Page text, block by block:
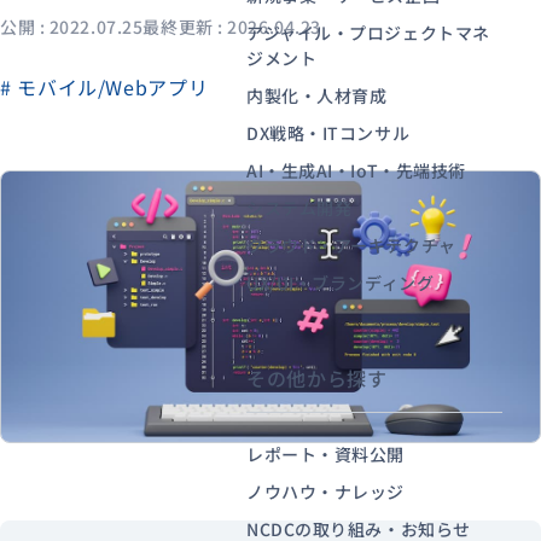
資料ダウンロード お問い合わせ
公開 : 2022.07.25最終更新 : 2026.04.23
# モバイル/Webアプリ
アジャイル・プロジェクトマネ
ジメント
内製化・人材育成
DX戦略・ITコンサル
AI・生成AI・IoT・先端技術
システム開発
クラウド・アーキテクチャ
UX/UI・ブランディング
その他から探す
レポート・資料公開
ノウハウ・ナレッジ
NCDCの取り組み・お知らせ